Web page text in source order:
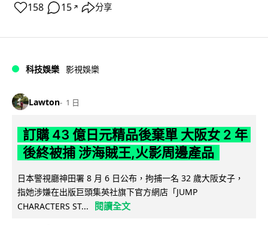
158 15 ↗ 分享
科技娛樂 影視娛樂
Lawton 1 日
訂購 43 億日元精品後棄單 大阪女 2 年
後終被捕 涉海賊王,火影周邊產品
日本警視廳神田署 8 月 6 日公布，拘捕一名 32 歲大阪女子，
指她涉嫌在出版巨頭集英社旗下官方網店「JUMP
CHARACTERS ST...
閱讀全文